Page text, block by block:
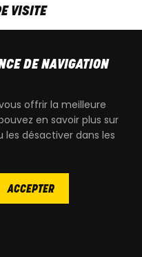
VISITE
970
reservés |
DE NAVIGATION
offrir la meilleure
en savoir plus sur
les désactiver dans les
ACCEPTER